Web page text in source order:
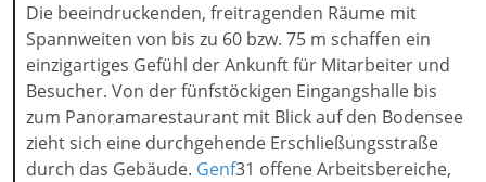
Die beeindruckenden, freitragenden Räume mit
Spannweiten von bis zu 60 bzw. 75 m schaffen ein
einzigartiges Gefühl der Ankunft für Mitarbeiter und
Besucher. Von der fünfstöckigen Eingangshalle bis
zum Panoramarestaurant mit Blick auf den Bodensee
zieht sich eine durchgehende Erschließungsstraße
durch das Gebäude. Genf31 offene Arbeitsbereiche,